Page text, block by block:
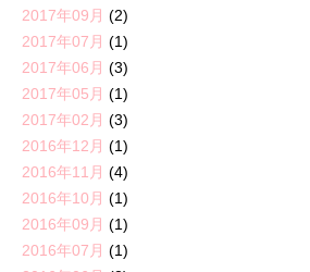
2017年09月 (2)
2017年07月 (1)
2017年06月 (3)
2017年05月 (1)
2017年02月 (3)
2016年12月 (1)
2016年11月 (4)
2016年10月 (1)
2016年09月 (1)
2016年07月 (1)